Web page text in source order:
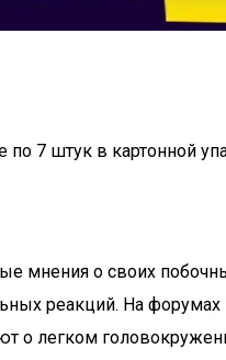
по 7 штук в картонной
мнения о своих
реакций. На
о легком